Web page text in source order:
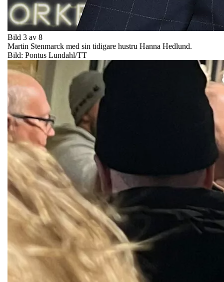
Bild 3 av 8
Martin Stenmarck med sin tidigare hustru Hanna Hedlund.
Bild: Pontus Lundahl/TT